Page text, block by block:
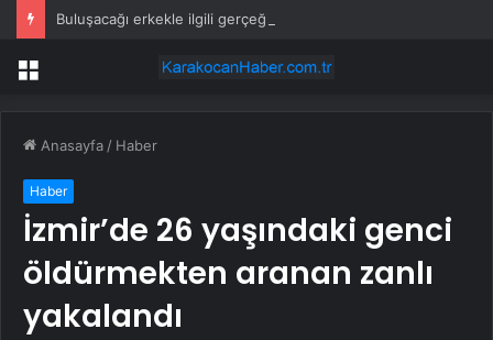
Menü
Anasayfa / Haber
Haber
İzmir’de 26 yaşındaki genci
öldürmekten aranan zanlı
yakalandı